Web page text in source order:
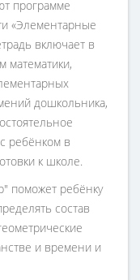
программе
«Элементарные
включает в
математики,
дошкольника,
ребёнком в
к школе.
поможет ребёнку
состав
и времени и